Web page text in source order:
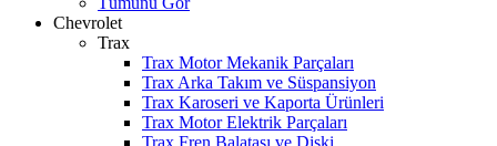
Chevrolet
Trax
Trax Motor Mekanik Parçaları
Trax Arka Takım ve Süspansiyon
Trax Karoseri ve Kaporta Ürünleri
Trax Motor Elektrik Parçaları
Trax Fren Balatası ve Diski